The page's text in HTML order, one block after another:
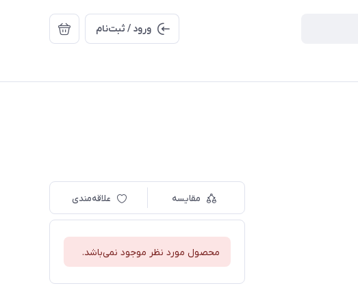
ورود / ثبت‌نام
مقایسه علاقه‌مندی
محصول مورد نظر موجود نمی‌باشد.